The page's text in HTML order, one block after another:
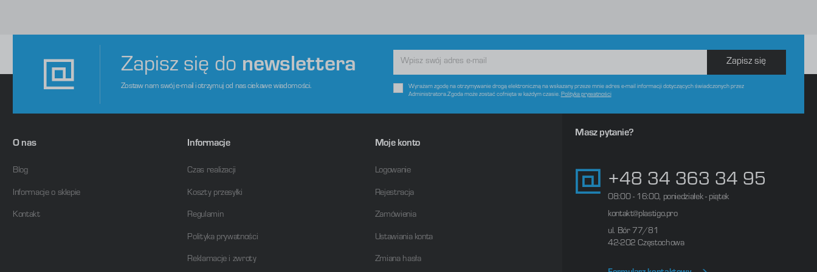
Zapisz się do newslettera
Zostaw nam swój e-mail i otrzymuj od nas ciekawe wiadomości.
Zapisz się
Wyrażam zgodę na otrzymywanie drogą elektroniczną na wskazany przeze mnie adres e-mail informacji dotyczących świadczonych przez
Administratora.Zgoda może zostać cofnięta w każdym czasie. Polityka prywatności
O nas
Blog
Informacje o sklepie
Kontakt
Informacje
Czas realizacji
Koszty przesyłki
Regulamin
Polityka prywatności
Reklamacje i zwroty
Moje konto
Logowanie
Rejestracja
Zamówienia
Ustawiania konta
Zmiana hasła
Masz pytanie?
+48 34 363 34 95
08:00 - 16:00, poniedziałek - piątek
kontakt@plastigo.pro
ul. Bór 77/81
42-202 Częstochowa